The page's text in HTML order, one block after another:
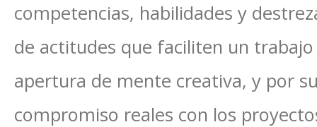
competencias, habilidades y
de actitudes que faciliten un
apertura de mente creativa, y por
compromiso reales con los